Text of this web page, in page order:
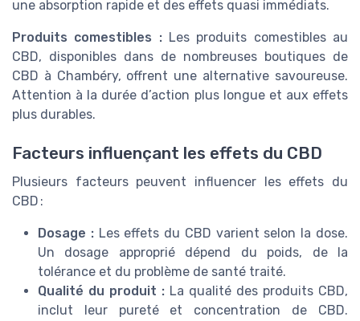
une absorption rapide et des effets quasi immédiats.
Produits comestibles :Les produits comestibles au
CBD, disponibles dans de nombreuses boutiques de
CBD à Chambéry, offrent une alternative savoureuse.
Attention à la durée d’action plus longue et aux effets
plus durables.
Facteurs influençant les effets du CBD
Plusieurs facteurs peuvent influencer les effets du
CBD :
Dosage :Les effets du CBD varient selon la dose.
Un dosage approprié dépend du poids, de la
tolérance et du problème de santé traité.
Qualité du produit : La qualité des produits CBD,
inclut leur pureté et concentration de CBD.